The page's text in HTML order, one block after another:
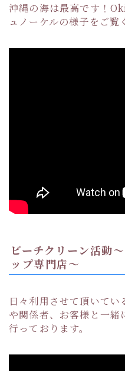
沖縄の海は最高です！
ュノーケルの様子をご覧
ビーチクリーン活
ップ専門店〜
日々利用させて頂いて
や関係者、お客様と一緒
行っております。